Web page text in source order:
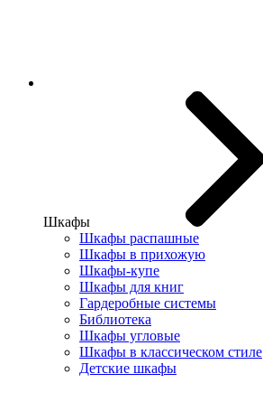
Шкафы
Шкафы распашные
Шкафы в прихожую
Шкафы-купе
Шкафы для книг
Гардеробные системы
Библиотека
Шкафы угловые
Шкафы в классическом стиле
Детские шкафы